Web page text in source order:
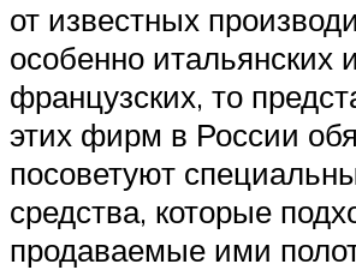
от известных
особенно итальянских и
французских, то
этих фирм в России
посоветуют
средства, которые
продаваемые ими